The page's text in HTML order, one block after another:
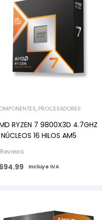
, PROCESADORES
RYZEN 7 9800X3D 4.7GHZ
16 HILOS AM5
Incluye IVA